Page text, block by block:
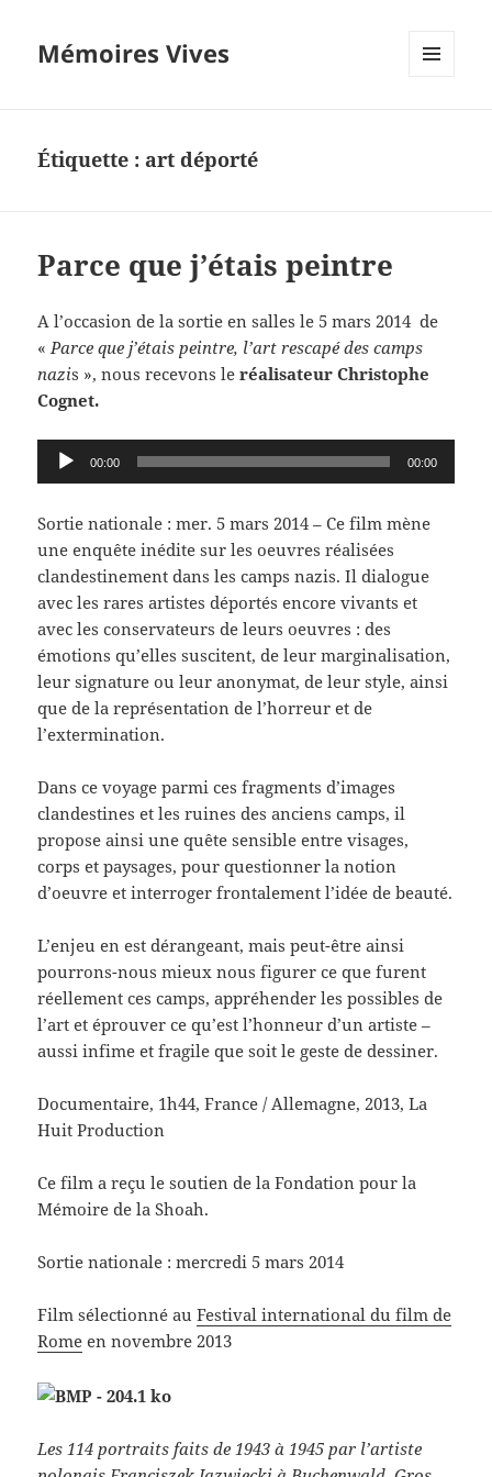
Mémoires Vives
Étiquette : art déporté
Parce que j’étais peintre
A l’occasion de la sortie en salles le 5 mars 2014 de
«Parce que j’étais peintre, l’art rescapé des camps
nazis », nous recevons leréalisateur Christophe
Cognet.
Lecteur
audio
00:00 00:00
Sortie nationale : mer. 5 mars 2014 – Ce film mène
une enquête inédite sur les oeuvres réalisées
clandestinement dans les camps nazis. Il dialogue
avec les rares artistes déportés encore vivants et
avec les conservateurs de leurs oeuvres : des
émotions qu’elles suscitent, de leur marginalisation,
leur signature ou leur anonymat, de leur style, ainsi
que de la représentation de l’horreur et de
l’extermination.
Dans ce voyage parmi ces fragments d’images
clandestines et les ruines des anciens camps, il
propose ainsi une quête sensible entre visages,
corps et paysages, pour questionner la notion
d’oeuvre et interroger frontalement l’idée de beauté.
L’enjeu en est dérangeant, mais peut-être ainsi
pourrons-nous mieux nous figurer ce que furent
réellement ces camps, appréhender les possibles de
l’art et éprouver ce qu’est l’honneur d’un artiste –
aussi infime et fragile que soit le geste de dessiner.
Documentaire, 1h44, France / Allemagne, 2013, La
Huit Production
Ce film a reçu le soutien de la Fondation pour la
Mémoire de la Shoah.
Sortie nationale : mercredi 5 mars 2014
Film sélectionné auFestival international du film de
Rome en novembre 2013
Les 114 portraits faits de 1943 à 1945 par l’artiste